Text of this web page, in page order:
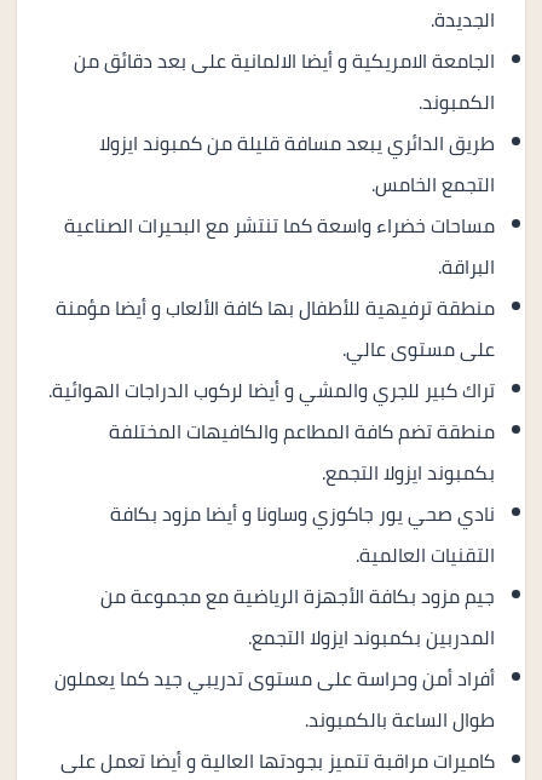
الجديدة.
الجامعة الامريكية و أيضا الالمانية على بعد دقائق من
الكمبوند.
طريق الدائري يبعد مسافة قليلة من كمبوند ايزولا
التجمع الخامس.
مساحات خضراء واسعة كما تنتشر مع البحيرات الصناعية
البراقة.
منطقة ترفيهية للأطفال بها كافة الألعاب و أيضا مؤمنة
على مستوى عالي.
تراك كبير للجري والمشي و أيضا لركوب الدراجات الهوائية.
منطقة تضم كافة المطاعم والكافيهات المختلفة
بكمبوند ايزولا التجمع.
نادي صحي يور جاكوزي وساونا و أيضا مزود بكافة
التقنيات العالمية.
جيم مزود بكافة الأجهزة الرياضية مع مجموعة من
المدربين بكمبوند ايزولا التجمع.
أفراد أمن وحراسة على مستوى تدريبي جيد كما يعملون
طوال الساعة بالكمبوند.
كاميرات مراقبة تتميز بجودتها العالية و أيضا تعمل على